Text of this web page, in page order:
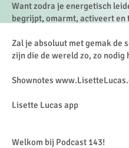
Want zodra je energetisch
begrijpt, omarmt, activeert en
Zal je absoluut met gemak de
zijn die de wereld zo, zo nodig
Shownotes
Lisette Lucas app
Welkom bij Podcast 143!